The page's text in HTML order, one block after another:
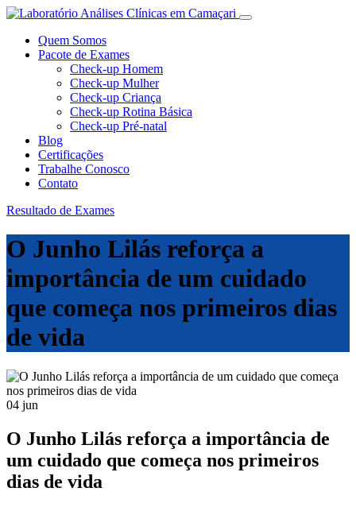
Quem Somos
Pacote de Exames
Check-up Homem
Check-up Mulher
Check-up Criança
Check-up Rotina Básica
Check-up Pré-natal
Blog
Certificações
Trabalhe Conosco
Contato
Resultado de Exames
O Junho Lilás reforça a
importância de um cuidado
que começa nos primeiros dias
de vida
04 jun
O Junho Lilás reforça a importância de
um cuidado que começa nos primeiros
dias de vida